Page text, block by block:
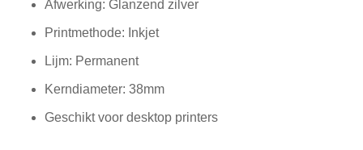
Afwerking: Glanzend zilver
Printmethode: Inkjet
Lijm: Permanent
Kerndiameter: 38mm
Geschikt voor desktop printers
van
gallerij